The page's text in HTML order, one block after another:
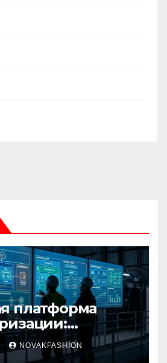
платформа
особенности
использования
NOVAKFASHION